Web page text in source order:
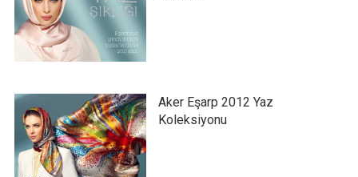
Aker Eşarp 2012 Yaz
Koleksiyonu